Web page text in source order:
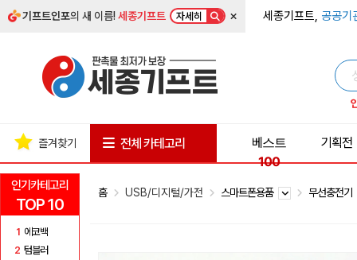
기프트인포의 새 이름!세종기프트 자세히 × 세종기프트, 공공기
인기카테고리
TOP 10
1 에코백
2 텀블러
즐겨찾기 전체 카테고리
베스트
100
기획전
홈 USB/디지털/가전 스마트폰용품 무선충전기